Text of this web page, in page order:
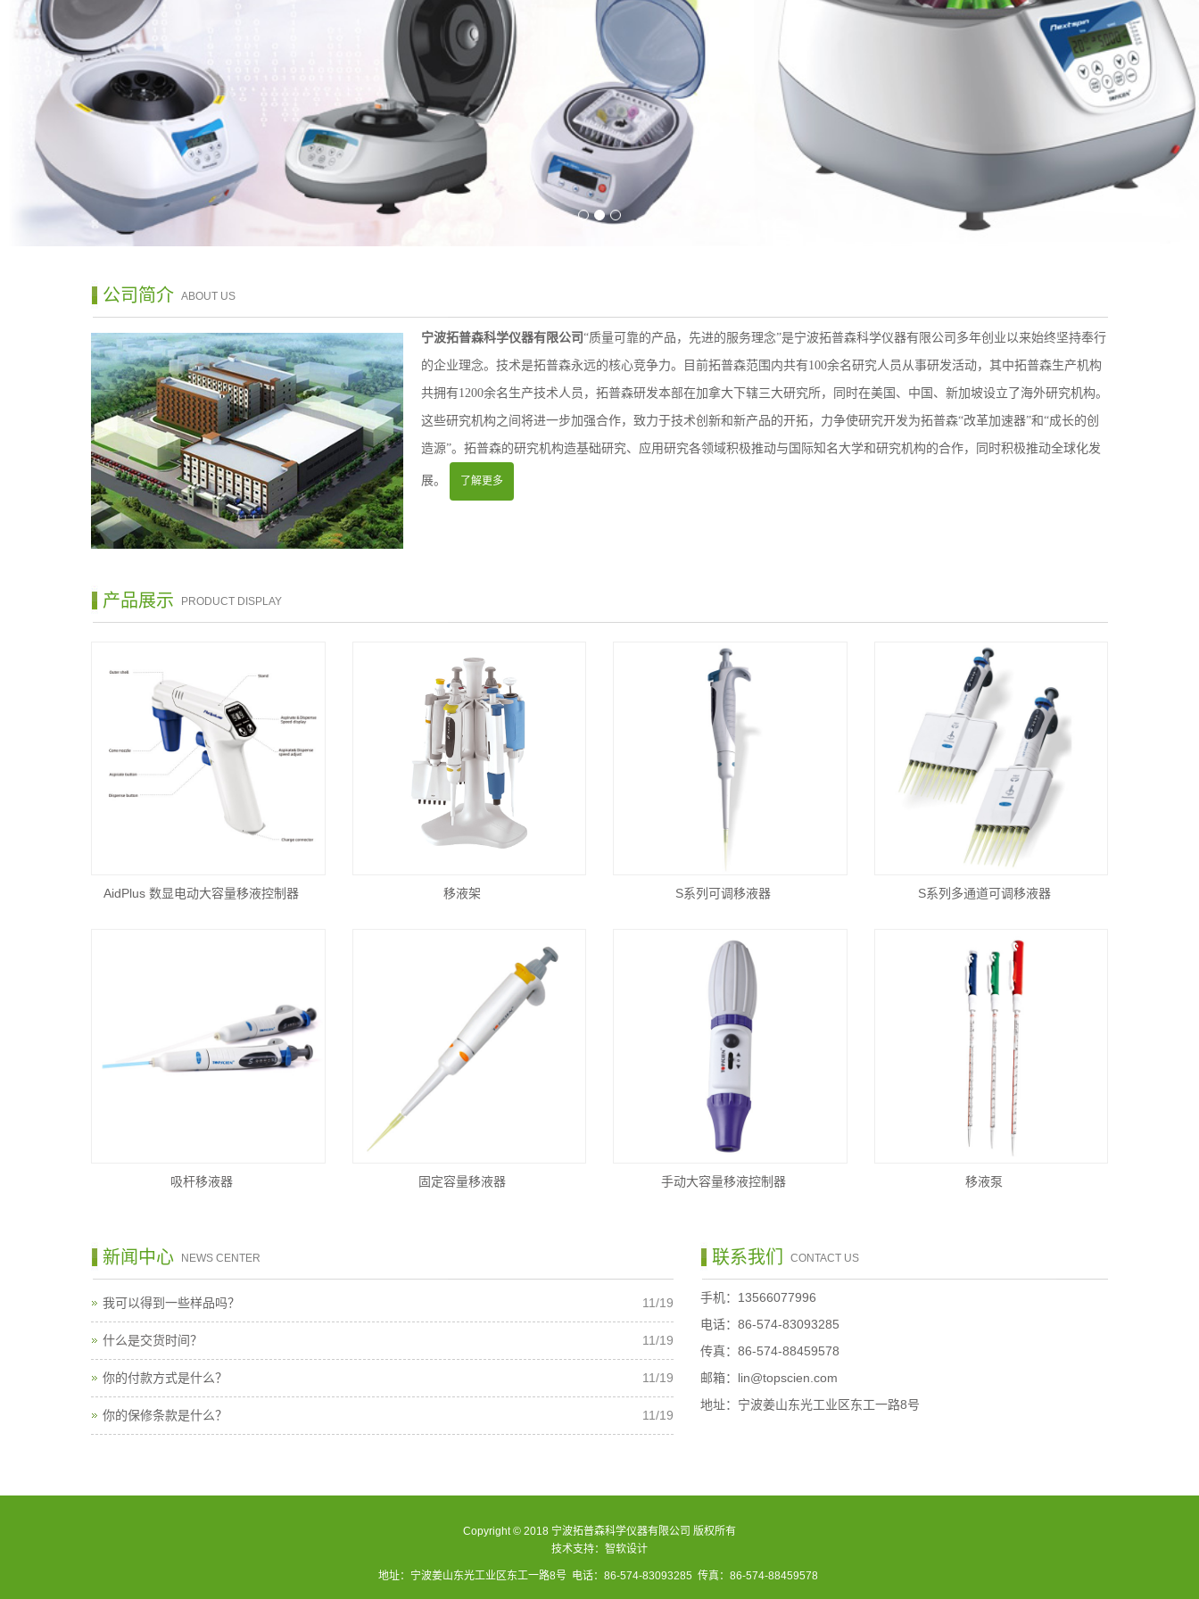
公司简介 ABOUT US
宁波拓普森科学仪器有限公司 “质量可靠的产品，先进的服务理念”是宁波拓普森科学仪器有限公司多年创业以来始终坚持奉行
的企业理念。技术是拓普森永远的核心竞争力。目前拓普森范围内共有100余名研究人员从事研发活动，其中拓普森生产机构
共拥有1200余名生产技术人员，拓普森研发本部在加拿大下辖三大研究所，同时在美国、中国、新加坡设立了海外研究机构。
这些研究机构之间将进一步加强合作，致力于技术创新和新产品的开拓，力争使研究开发为拓普森“改革加速器”和“成长的创
造源”。拓普森的研究机构造基础研究、应用研究各领域积极推动与国际知名大学和研究机构的合作，同时积极推动全球化发
展。 了解更多
产品展示 PRODUCT DISPLAY
AidPlus 数显电动大容量移液控制器 移液架 S系列可调移液器 S系列多通道可调移液器
吸杆移液器 固定容量移液器 手动大容量移液控制器 移液泵
新闻中心 NEWS CENTER
我可以得到一些样品吗？ 11/19
什么是交货时间？ 11/19
你的付款方式是什么？ 11/19
你的保修条款是什么？ 11/19
联系我们 CONTACT US
手机：13566077996
电话：86-574-83093285
传真：86-574-88459578
邮箱：lin@topscien.com
地址：宁波姜山东光工业区东工一路8号
Copyright © 2018 宁波拓普森科学仪器有限公司 版权所有
技术支持： 智软设计
地址：宁波姜山东光工业区东工一路8号 电话：86-574-83093285 传真：86-574-88459578